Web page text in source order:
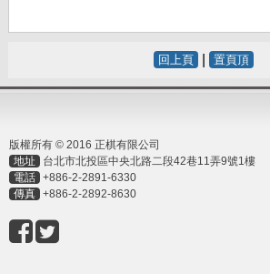
回上頁 置頁頂
版權所有 © 2016 正棋有限公司
地址
台北市北投區中央北路二段42巷11弄9號1樓
電話 +886-2-2891-6330
傳真 +886-2-2892-8630